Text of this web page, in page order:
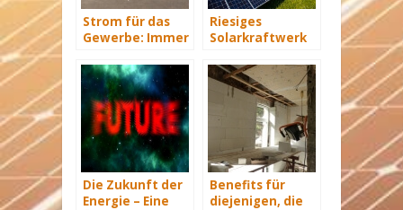
Strom für das
Gewerbe: Immer
versorgt
Riesiges
Solarkraftwerk
geht ans Netz
Die Zukunft der
Energie – Eine
Benefits für
diejenigen, die